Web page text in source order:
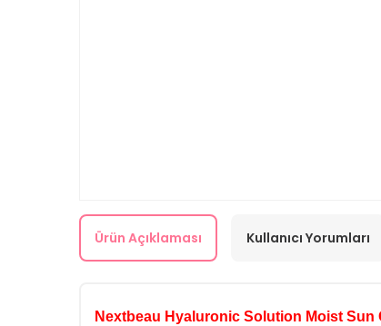
Ürün Açıklaması Kullanıcı Yorumları
Nextbeau Hyaluronic Solution Moist Sun